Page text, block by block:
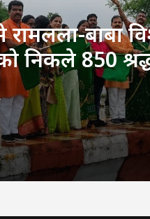
बाबा
निकले 850
ट्रेन को हरी
हुआ साकार’